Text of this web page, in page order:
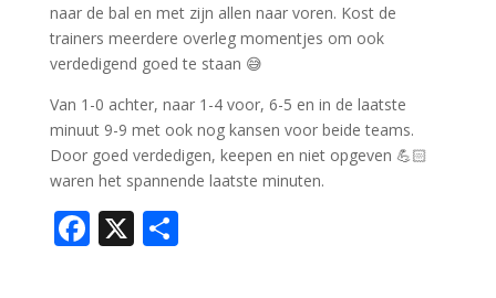
naar de bal en met zijn allen naar voren. Kost de
trainers meerdere overleg momentjes om ook
verdedigend goed te staan 😅
Van 1-0 achter, naar 1-4 voor, 6-5 en in de laatste
minuut 9-9 met ook nog kansen voor beide teams.
Door goed verdedigen, keepen en niet opgeven 💪🏻
waren het spannende laatste minuten.
F X D